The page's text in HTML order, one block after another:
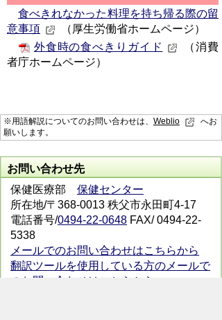
食べきれなかった料理を持ち帰る際の留
意事項
（厚生労働省ホームページ）
外食時の食べきりガイド
（消費
者庁ホームページ）
※用語解説についてのお問い合わせは、 Weblio
へお
願いします。
お問い合わせ先
保健医療部 保健センター
所在地/〒368-0013 秩父市永田町4-17
電話番号/0494-22-0648 FAX/ 0494-22-
5338
メールでのお問い合わせはこちらから
翻訳ツールを使用している方のメールで
のお問い合わせはこちらから